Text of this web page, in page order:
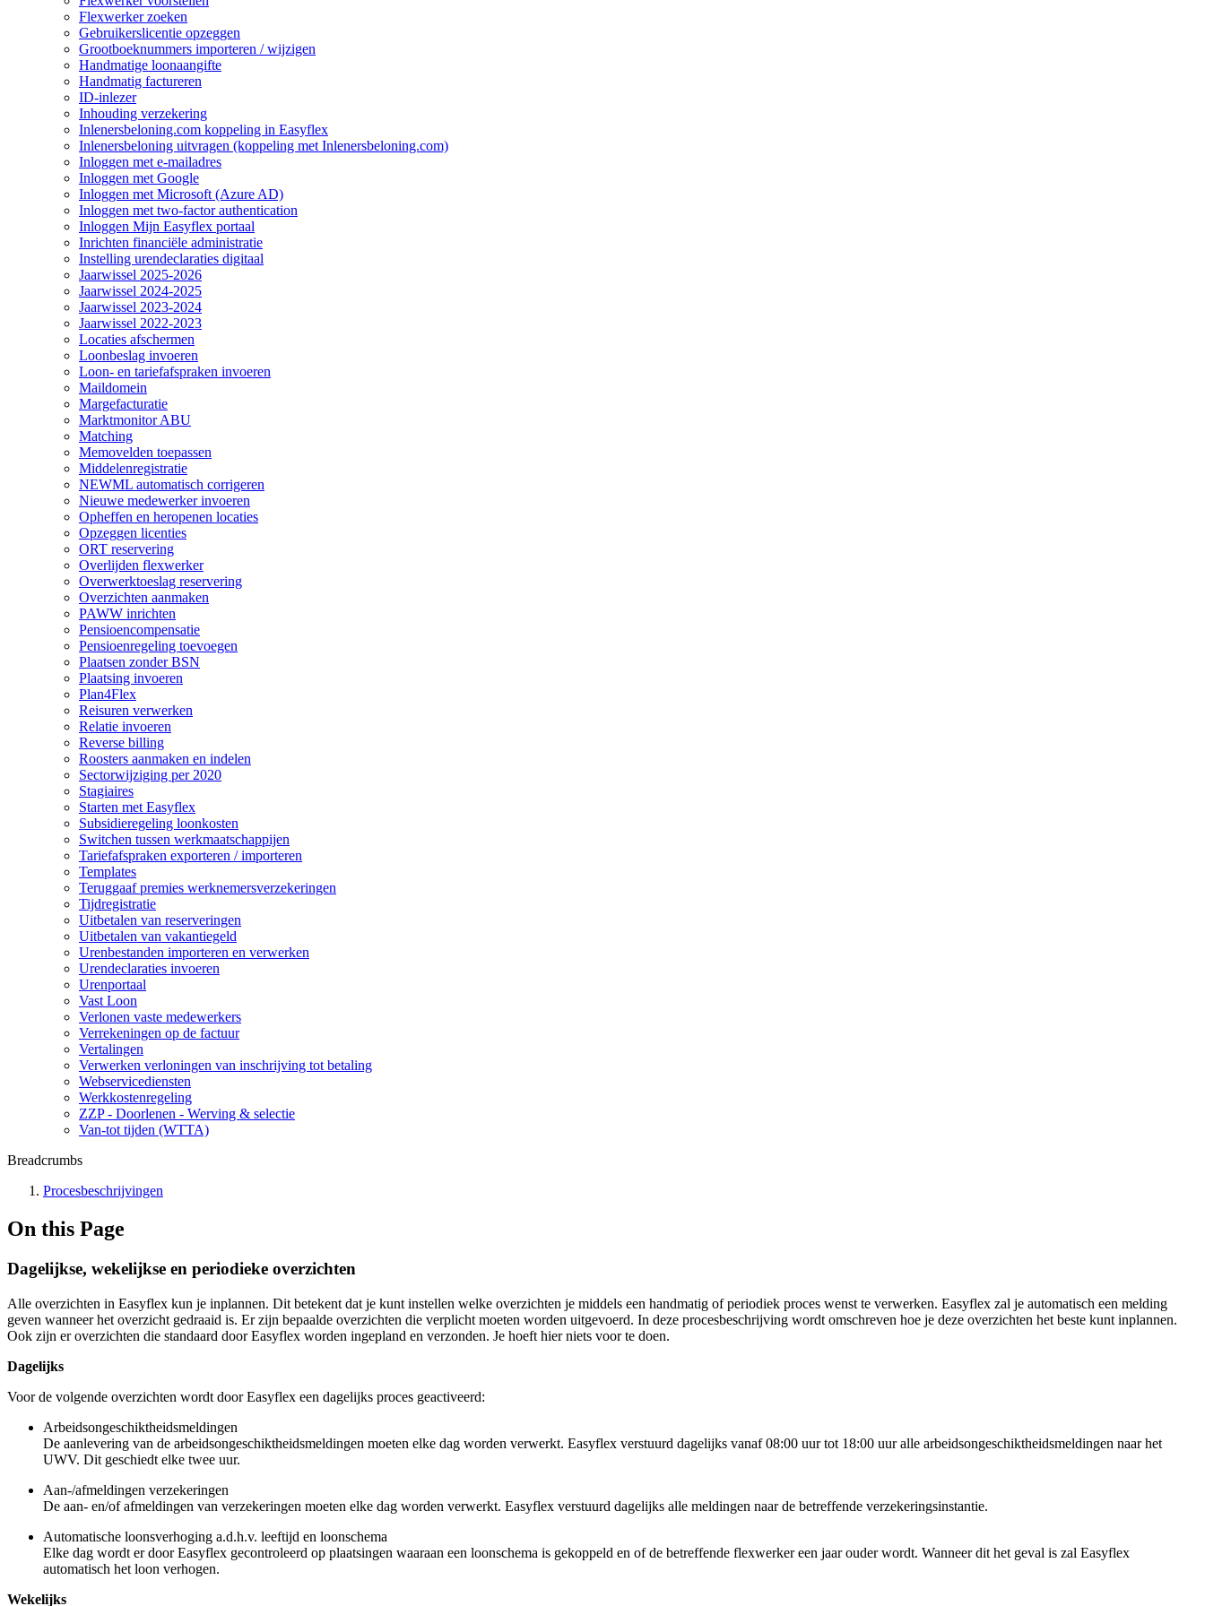
Flexwerker zoeken
Gebruikerslicentie opzeggen
Grootboeknummers importeren / wijzigen
Handmatige loonaangifte
Handmatig factureren
ID-inlezer
Inhouding verzekering
Inlenersbeloning.com koppeling in Easyflex
Inlenersbeloning uitvragen (koppeling met Inlenersbeloning.com)
Inloggen met e-mailadres
Inloggen met Google
Inloggen met Microsoft (Azure AD)
Inloggen met two-factor authentication
Inloggen Mijn Easyflex portaal
Inrichten financiële administratie
Instelling urendeclaraties digitaal
Jaarwissel 2025-2026
Jaarwissel 2024-2025
Jaarwissel 2023-2024
Jaarwissel 2022-2023
Locaties afschermen
Loonbeslag invoeren
Loon- en tariefafspraken invoeren
Maildomein
Margefacturatie
Marktmonitor ABU
Matching
Memovelden toepassen
Middelenregistratie
NEWML automatisch corrigeren
Nieuwe medewerker invoeren
Opheffen en heropenen locaties
Opzeggen licenties
ORT reservering
Overlijden flexwerker
Overwerktoeslag reservering
Overzichten aanmaken
PAWW inrichten
Pensioencompensatie
Pensioenregeling toevoegen
Plaatsen zonder BSN
Plaatsing invoeren
Plan4Flex
Reisuren verwerken
Relatie invoeren
Reverse billing
Roosters aanmaken en indelen
Sectorwijziging per 2020
Stagiaires
Starten met Easyflex
Subsidieregeling loonkosten
Switchen tussen werkmaatschappijen
Tariefafspraken exporteren / importeren
Templates
Teruggaaf premies werknemersverzekeringen
Tijdregistratie
Uitbetalen van reserveringen
Uitbetalen van vakantiegeld
Urenbestanden importeren en verwerken
Urendeclaraties invoeren
Urenportaal
Vast Loon
Verlonen vaste medewerkers
Verrekeningen op de factuur
Vertalingen
Verwerken verloningen van inschrijving tot betaling
Webservicediensten
Werkkostenregeling
ZZP - Doorlenen - Werving & selectie
Van-tot tijden (WTTA)
Breadcrumbs
Procesbeschrijvingen
On this Page
Dagelijkse, wekelijkse en periodieke overzichten
Alle overzichten in Easyflex kun je inplannen. Dit betekent dat je kunt instellen welke overzichten je middels een handmatig of periodiek proces wenst te verwerken. Easyflex zal je automatisch een melding
geven wanneer het overzicht gedraaid is. Er zijn bepaalde overzichten die verplicht moeten worden uitgevoerd. In deze procesbeschrijving wordt omschreven hoe je deze overzichten het beste kunt inplannen.
Ook zijn er overzichten die standaard door Easyflex worden ingepland en verzonden. Je hoeft hier niets voor te doen.
Dagelijks
Voor de volgende overzichten wordt door Easyflex een dagelijks proces geactiveerd:
Arbeidsongeschiktheidsmeldingen
De aanlevering van de arbeidsongeschiktheidsmeldingen moeten elke dag worden verwerkt. Easyflex verstuurd dagelijks vanaf 08:00 uur tot 18:00 uur alle arbeidsongeschiktheidsmeldingen naar het
UWV. Dit geschiedt elke twee uur.
Aan-/afmeldingen verzekeringen
De aan- en/of afmeldingen van verzekeringen moeten elke dag worden verwerkt. Easyflex verstuurd dagelijks alle meldingen naar de betreffende verzekeringsinstantie.
Automatische loonsverhoging a.d.h.v. leeftijd en loonschema
Elke dag wordt er door Easyflex gecontroleerd op plaatsingen waaraan een loonschema is gekoppeld en of de betreffende flexwerker een jaar ouder wordt. Wanneer dit het geval is zal Easyflex
automatisch het loon verhogen.
Wekelijks